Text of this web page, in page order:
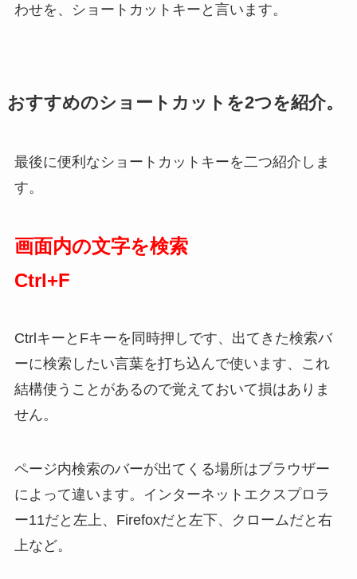
わせを、ショートカットキーと言います。
おすすめのショートカットを2つを紹介。
最後に便利なショートカットキーを二つ紹介しま
す。
画面内の文字を検索
Ctrl+F
CtrlキーとFキーを同時押しです、出てきた検索バ
ーに検索したい言葉を打ち込んで使います、これ
結構使うことがあるので覚えておいて損はありま
せん。
ページ内検索のバーが出てくる場所はブラウザー
によって違います。インターネットエクスプロラ
ー11だと左上、Firefoxだと左下、クロームだと右
上など。